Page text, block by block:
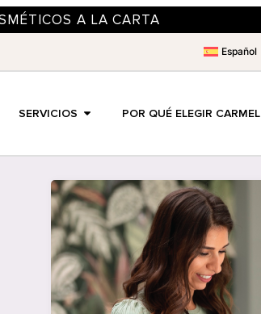
A LA CARTA
Español
SERVICIOS POR QUÉ ELEGIR CARMEL